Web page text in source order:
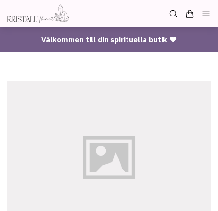
Välkommen till din spirituella butik ♥